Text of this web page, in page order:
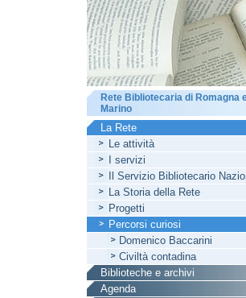
Rete Bibliotecaria di Romagna
Marino
La Rete
Le attività
I servizi
Il Servizio Bibliotecario
La Storia della Rete
Progetti
Percorsi curiosi
Domenico Baccarini
Civiltà contadina
Biblioteche e archivi
Agenda